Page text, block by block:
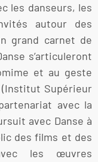
les danseurs, les
autour des
grand carnet de
s’articuleront
et au geste
(Institut Supérieur
avec la
avec Danse à
des films et des
les œuvres